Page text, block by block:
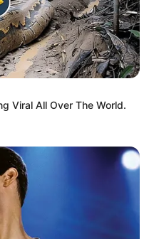
Viral All Over The World.